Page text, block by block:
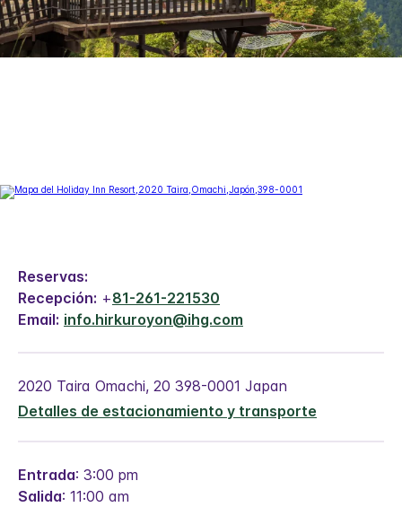
Reservas:
Recepción: +81-261-221530
Email: info.hirkuroyon@ihg.com
2020 Taira Omachi, 20 398-0001 Japan
Detalles de estacionamiento y transporte
Entrada: 3:00 pm
Salida: 11:00 am